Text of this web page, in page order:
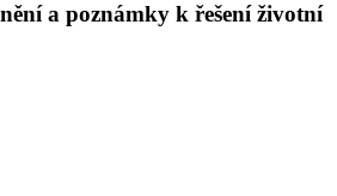
a poznámky k řešení životní